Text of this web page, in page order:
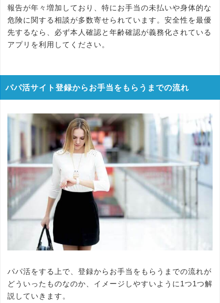
報告が年々増加しており、特にお手当の未払いや身体的な
危険に関する相談が多数寄せられています。安全性を最優
先するなら、必ず本人確認と年齢確認が義務化されている
アプリを利用してください。
パパ活サイト登録からお手当をもらうまでの流れ
パパ活をする上で、登録からお手当をもらうまでの流れが
どういったものなのか、イメージしやすいように1つ1つ解
説していきます。